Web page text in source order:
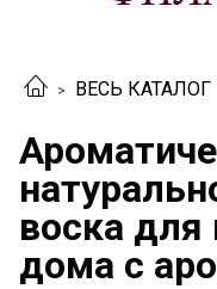
ВЕСЬ КАТАЛОГ
воска
дома с